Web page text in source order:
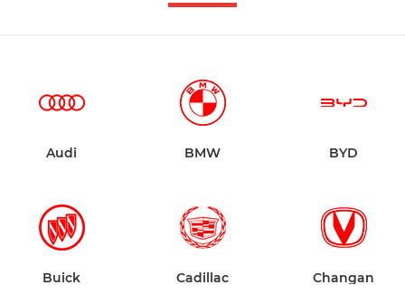
Audi BMW BYD
Buick Cadillac Changan